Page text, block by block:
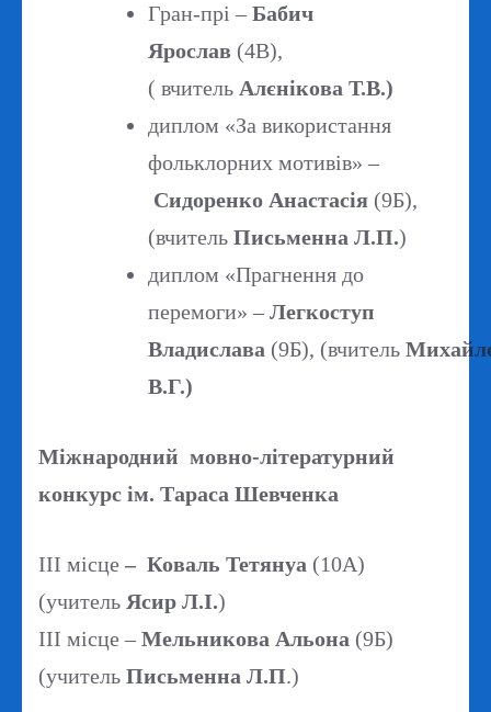
Гран-прі – Бабич
Ярослав (4В),
( вчитель Алєнікова Т.В.)
диплом «За використання
фольклорних мотивів» –
Сидоренко Анастасія (9Б),
(вчитель Письменна Л.П.)
диплом «Прагнення до
перемоги» – Легкоступ
Владислава (9Б), (вчитель
В.Г.)
Міжнародний мовно-літературний
конкурс ім. Тараса Шевченка
ІІІ місце – Коваль Тетянуа (10А)
(учитель Ясир Л.І.)
ІІІ місце – Мельникова Альона (9Б)
(учитель Письменна Л.П.)